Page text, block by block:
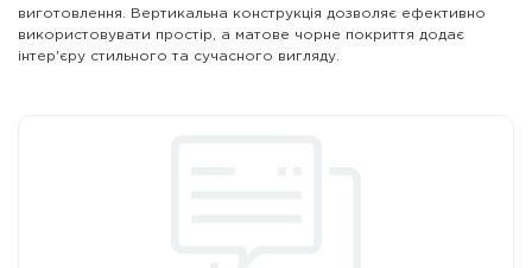
виготовлення. Вертикальна конструкція дозволяє ефективно
використовувати простір, а матове чорне покриття додає
інтер'єру стильного та сучасного вигляду.